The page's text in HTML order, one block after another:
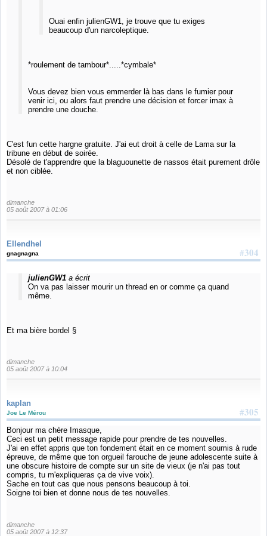
Ouai enfin julienGW1, je trouve que tu exiges
beaucoup d'un narcoleptique.
*roulement de tambour*.....*cymbale*
Vous devez bien vous emmerder là bas dans le fumier pour
venir ici, ou alors faut prendre une décision et forcer imax à
prendre une douche.
C'est fun cette hargne gratuite. J'ai eut droit à celle de Lama sur la
tribune en début de soirée.
Désolé de t'apprendre que la blaguounette de nassos était purement drôle
et non ciblée.
dimanche
05 août 2007 à 01:06
Ellendhel
#304
gnagnagna
julienGW1a écrit
On va pas laisser mourir un thread en or comme ça quand
même.
Et ma bière bordel §
dimanche
05 août 2007 à 10:04
kaplan
#305
Joe Le Mérou
Bonjour ma chère Imasque,
Ceci est un petit message rapide pour prendre de tes nouvelles.
J'ai en effet appris que ton fondement était en ce moment soumis à rude
épreuve, de même que ton orgueil farouche de jeune adolescente suite à
une obscure histoire de compte sur un site de vieux (je n'ai pas tout
compris, tu m'expliqueras ça de vive voix).
Sache en tout cas que nous pensons beaucoup à toi.
Soigne toi bien et donne nous de tes nouvelles.
dimanche
05 août 2007 à 12:37